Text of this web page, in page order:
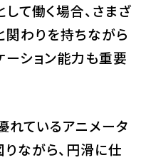
て働く場合、さまざ
関わりを持ちながら
ーション能力も重要
れているアニメータ
ながら、円滑に仕